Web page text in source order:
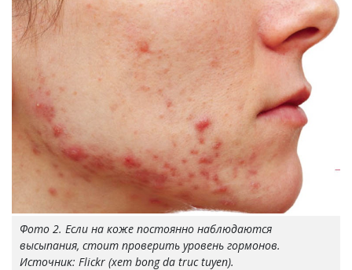
Фото 2. Если на коже постоянно наблюдаются
высыпания, стоит проверить уровень гормонов.
Источник: Flickr (xem bong da truc tuyen).